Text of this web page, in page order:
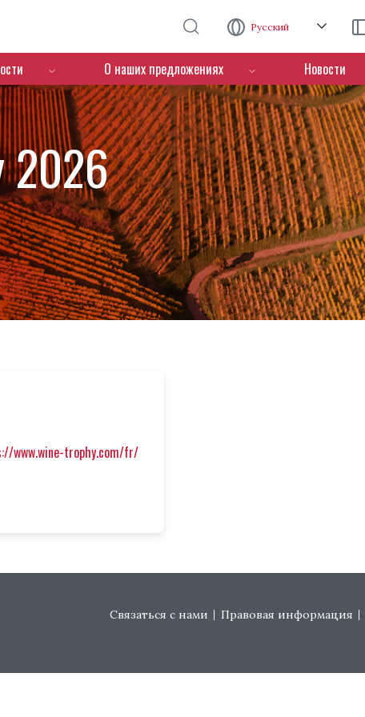
Русский
О наших предложениях Новости
2026
www.wine-trophy.com/fr/
Footer menu
Связаться с нами Правовая информация